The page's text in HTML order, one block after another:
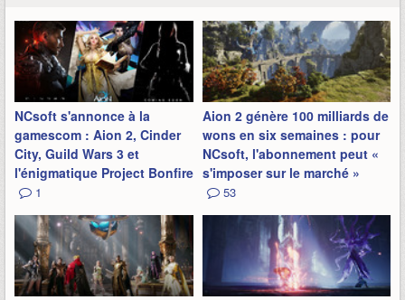
NCsoft s'annonce à la
gamescom : Aion 2, Cinder
City, Guild Wars 3 et
l'énigmatique Project Bonfire
1
Aion 2 génère 100 milliards de
wons en six semaines : pour
NCsoft, l'abonnement peut «
s'imposer sur le marché »
53